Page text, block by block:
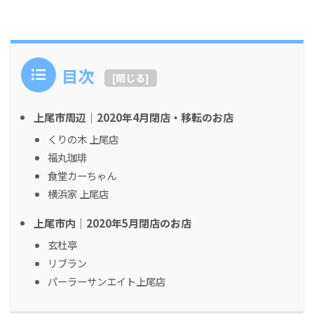
目次 [閉じる]
上尾市周辺｜2020年4月閉店・移転のお店
くりの木 上尾店
福丸珈琲
食堂カーちゃん
横浜家 上尾店
上尾市内｜2020年5月閉店のお店
玄杜亭
リブラン
パーラーサンエイト上尾店